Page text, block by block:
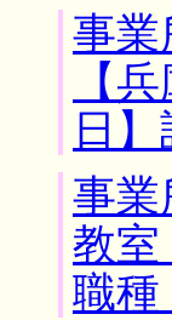
事
【
日
事
教
職種